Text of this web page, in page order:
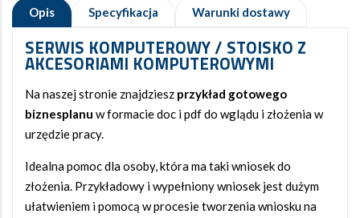
Opis Specyfikacja Warunki dostawy
SERWIS KOMPUTEROWY / STOISKO Z
AKCESORIAMI KOMPUTEROWYMI
Na naszej stronie znajdziesz przykład gotowego
biznesplanu w formacie doc i pdf do wglądu i złożenia w
urzędzie pracy.
Idealna pomoc dla osoby, która ma taki wniosek do
złożenia. Przykładowy i wypełniony wniosek jest dużym
ułatwieniem i pomocą w procesie tworzenia wniosku na